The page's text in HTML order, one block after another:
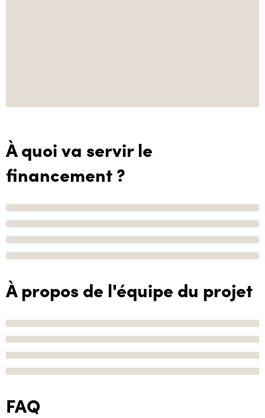
À quoi va servir le
financement ?
À propos de l'équipe du projet
FAQ